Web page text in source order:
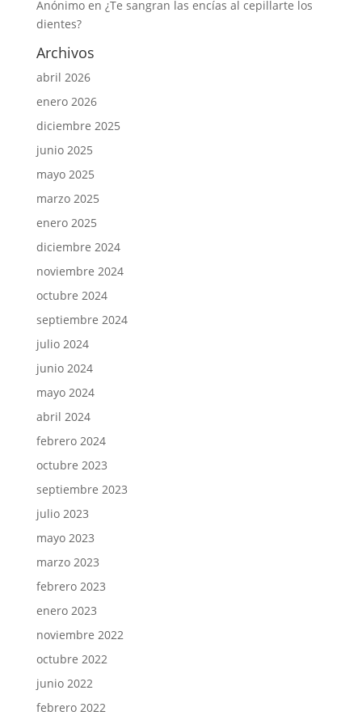
Anónimoen ¿Te sangran las encías al cepillarte los
dientes?
Archivos
abril 2026
enero 2026
diciembre 2025
junio 2025
mayo 2025
marzo 2025
enero 2025
diciembre 2024
noviembre 2024
octubre 2024
septiembre 2024
julio 2024
junio 2024
mayo 2024
abril 2024
febrero 2024
octubre 2023
septiembre 2023
julio 2023
mayo 2023
marzo 2023
febrero 2023
enero 2023
noviembre 2022
octubre 2022
junio 2022
febrero 2022